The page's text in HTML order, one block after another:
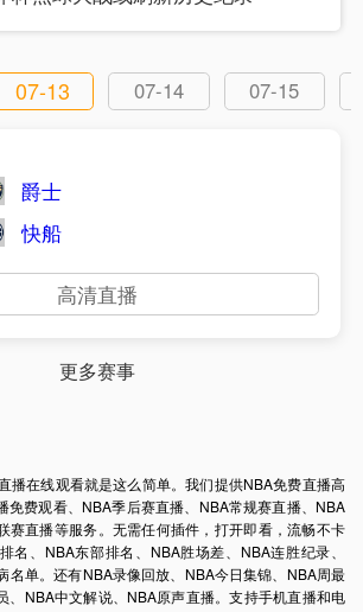
07-13 07-14
07-15
爵士
快船
高清直播
更多赛事
播在线观看就是这么简单。我们提供NBA免费直播高
免费观看、NBA季后赛直播、NBA常规赛直播、NBA
赛直播等服务。无需任何插件，打开即看，流畅不卡
名、NBA东部排名、NBA胜场差、NBA连胜纪录、
名单。还有NBA录像回放、NBA今日集锦、NBA周最
、NBA中文解说、NBA原声直播。支持手机直播和电